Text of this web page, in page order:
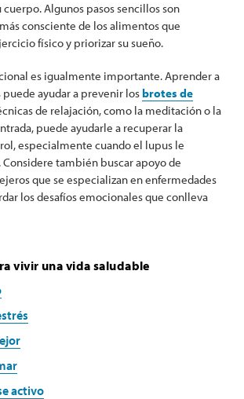
Algunos pasos sencillos son
consciente de los alimentos que
físico y priorizar su sueño.
es igualmente importante. Aprender a
ayudar a prevenir losbrotes de
de relajación, como la meditación o la
puede ayudarle a recuperar la
especialmente cuando el lupus le
también buscar apoyo de
que se especializan en enfermedades
los desafíos emocionales que conlleva
vivir una vida saludable
activo